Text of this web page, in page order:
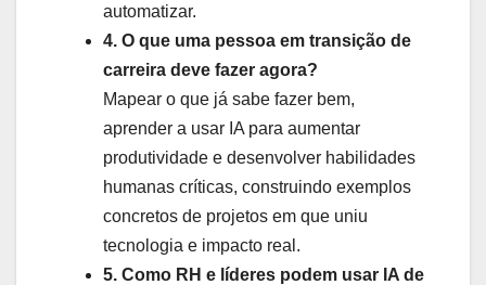
automatizar.
4. O que uma pessoa em transição de
carreira deve fazer agora?
Mapear o que já sabe fazer bem,
aprender a usar IA para aumentar
produtividade e desenvolver habilidades
humanas críticas, construindo exemplos
concretos de projetos em que uniu
tecnologia e impacto real.
5. Como RH e líderes podem usar IA de